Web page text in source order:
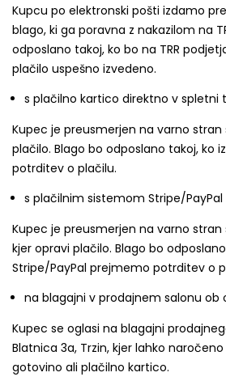
Kupcu po elektronski pošti izdamo
blago, ki ga poravna z nakazilom na
odposlano takoj, ko bo na TRR
plačilo uspešno izvedeno.
s plačilno kartico direktno v spletni
Kupec je preusmerjen na varno stran
plačilo. Blago bo odposlano takoj, ko
potrditev o plačilu.
s plačilnim sistemom Stripe/PayPal
Kupec je preusmerjen na varno stran
kjer opravi plačilo. Blago bo
Stripe/PayPal prejmemo potrditev o
na blagajni v prodajnem salonu ob
Kupec se oglasi na blagajni
Blatnica 3a, Trzin, kjer lahko
gotovino ali plačilno kartico.